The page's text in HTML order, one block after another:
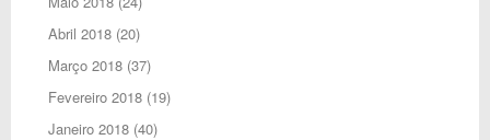
Abril 2018(20)
Março 2018(37)
Fevereiro 2018(19)
Janeiro 2018(40)